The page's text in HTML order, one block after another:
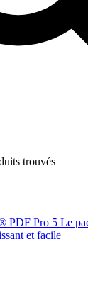
trouvés
PDF Pro 5 Le
et facile